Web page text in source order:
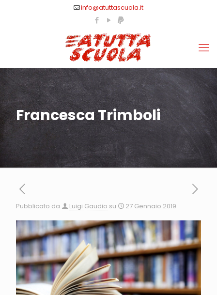
info@atuttascuola.it
Francesca Trimboli
Pubblicato da Luigi Gaudio su 27 Gennaio 2019